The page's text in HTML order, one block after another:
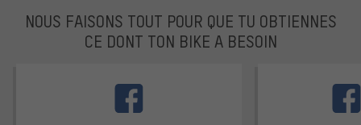
NOUS FAISONS TOUT POUR QUE TU OBTIENNES
CE DONT TON BIKE A BESOIN